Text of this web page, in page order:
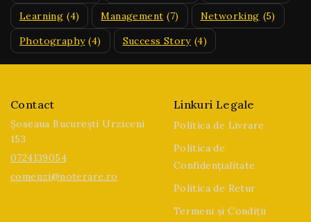
Learning (4) Management (7) Networking (5)
Photography (4) Success Story (4)
Contact
Șoseaua București Urziceni
153
0724139054
comenzi@noterare.ro
Linkuri Legale
Politica de Livrare
Politica de
Confidențialitate
Politica de Retur
Termeni și Condiții